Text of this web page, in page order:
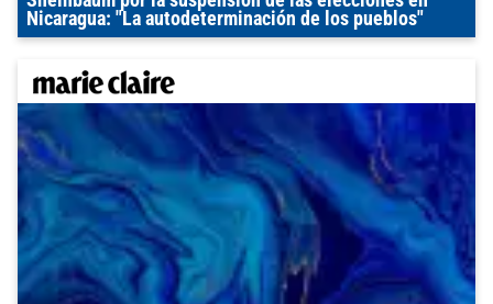
Nicaragua: "La autodeterminación de los pueblos"